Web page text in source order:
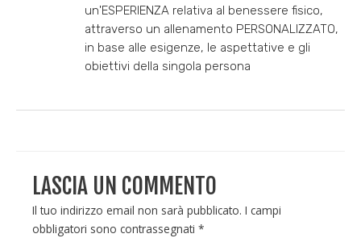
un'ESPERIENZA relativa al benessere fisico,
attraverso un allenamento PERSONALIZZATO,
in base alle esigenze, le aspettative e gli
obiettivi della singola persona
LASCIA UN COMMENTO
Il tuo indirizzo email non sarà pubblicato. I campi
obbligatori sono contrassegnati *